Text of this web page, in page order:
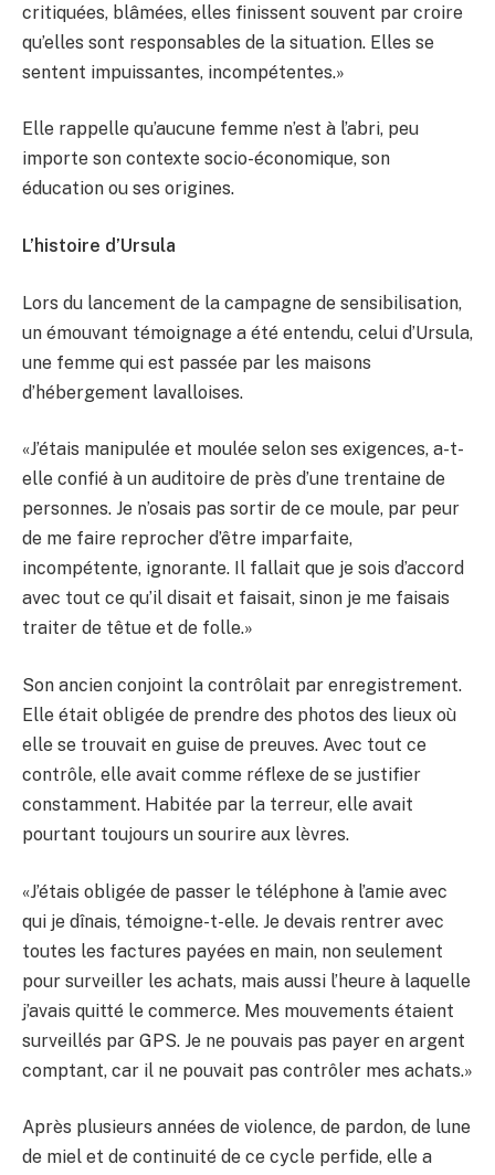
critiquées, blâmées, elles finissent souvent par croire
qu’elles sont responsables de la situation. Elles se
sentent impuissantes, incompétentes.»
Elle rappelle qu’aucune femme n’est à l’abri, peu
importe son contexte socio-économique, son
éducation ou ses origines.
L’histoire d’Ursula
Lors du lancement de la campagne de sensibilisation,
un émouvant témoignage a été entendu, celui d’Ursula,
une femme qui est passée par les maisons
d’hébergement lavalloises.
«J’étais manipulée et moulée selon ses exigences, a-t-
elle confié à un auditoire de près d’une trentaine de
personnes. Je n’osais pas sortir de ce moule, par peur
de me faire reprocher d’être imparfaite,
incompétente, ignorante. Il fallait que je sois d’accord
avec tout ce qu’il disait et faisait, sinon je me faisais
traiter de têtue et de folle.»
Son ancien conjoint la contrôlait par enregistrement.
Elle était obligée de prendre des photos des lieux où
elle se trouvait en guise de preuves. Avec tout ce
contrôle, elle avait comme réflexe de se justifier
constamment. Habitée par la terreur, elle avait
pourtant toujours un sourire aux lèvres.
«J’étais obligée de passer le téléphone à l’amie avec
qui je dînais, témoigne-t-elle. Je devais rentrer avec
toutes les factures payées en main, non seulement
pour surveiller les achats, mais aussi l’heure à laquelle
j’avais quitté le commerce. Mes mouvements étaient
surveillés par GPS. Je ne pouvais pas payer en argent
comptant, car il ne pouvait pas contrôler mes achats.»
Après plusieurs années de violence, de pardon, de lune
de miel et de continuité de ce cycle perfide, elle a